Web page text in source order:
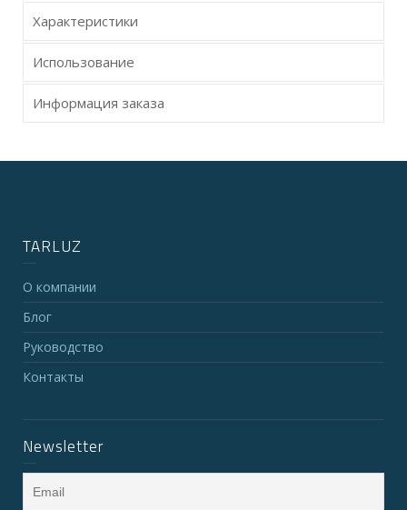
Характеристики
Использование
Информация заказа
TARLUZ
О компании
Блог
Руководство
Контакты
Newsletter